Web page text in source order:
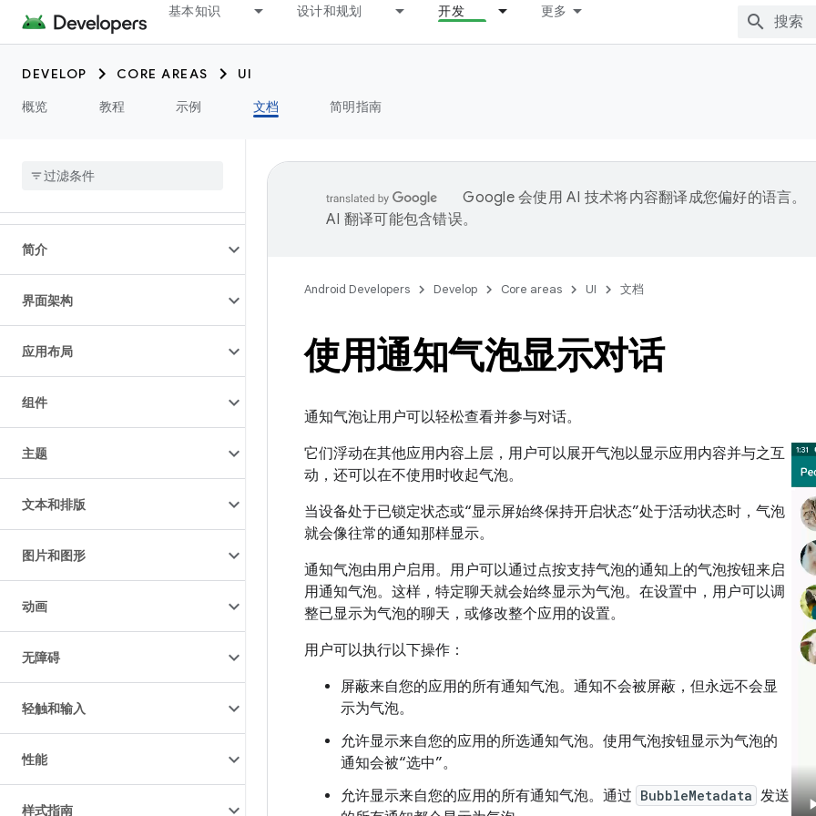
基本知识 设计和规划 开发 更多
DEVELOP CORE AREAS
UI
概览
教程 示例 文档 简明指南
简介
界面架构
应用布局
组件
主题
文本和排版
图片和图形
动画
无障碍
轻触和输入
性能
样式指南
Google 会使用 AI 技术将内容翻译成您偏好的语言。
AI 翻译可能包含错误。
Android Developers Develop Core areas UI 文档
使用通知气泡显示对话
通知气泡让用户可以轻松查看并参与对话。
它们浮动在其他应用内容上层，用户可以展开气泡以显示应用内容并与之互
动，还可以在不使用时收起气泡。
当设备处于已锁定状态或“显示屏始终保持开启状态”处于活动状态时，气泡
就会像往常的通知那样显示。
通知气泡由用户启用。用户可以通过点按支持气泡的通知上的气泡按钮来启
用通知气泡。这样，特定聊天就会始终显示为气泡。在设置中，用户可以调
整已显示为气泡的聊天，或修改整个应用的设置。
用户可以执行以下操作：
屏蔽来自您的应用的所有通知气泡。通知不会被屏蔽，但永远不会显
示为气泡。
允许显示来自您的应用的所选通知气泡。使用气泡按钮显示为气泡的
通知会被“选中”。
允许显示来自您的应用的所有通知气泡。通过 BubbleMetadata 发送